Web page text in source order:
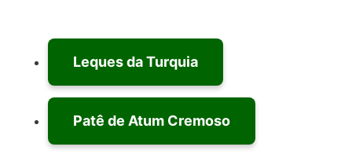
Leques da Turquia
Patê de Atum Cremoso